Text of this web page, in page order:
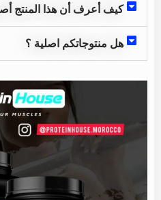
كيف أعرف أن هذا المنتج
هل منتوجاتكم اصلية ؟